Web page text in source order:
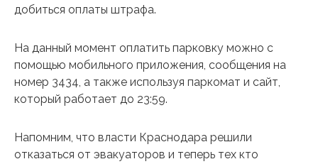
добиться оплаты штрафа.
На данный момент оплатить парковку можно с
помощью мобильного приложения, сообщения на
номер 3434, а также используя паркомат и сайт,
который работает до 23:59.
Напомним, что власти Краснодара решили
отказаться от эвакуаторов и теперь тех кто